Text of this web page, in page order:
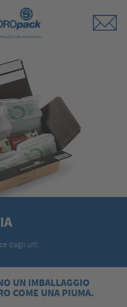
dagli urti.
UN IMBALLAGGIO
COME UNA PIUMA.